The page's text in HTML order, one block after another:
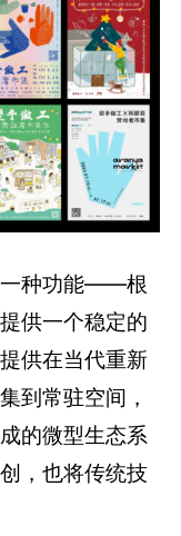
一种功能——根
供一个稳定的
供在当代重新
到常驻空间，
的微型生态系
，也将传统技